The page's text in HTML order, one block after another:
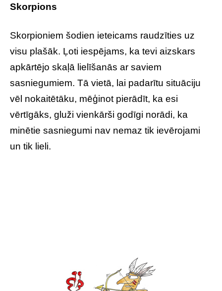
Skorpions
Skorpioniem šodien ieteicams raudzīties uz
visu plašāk. Ļoti iespējams, ka tevi aizskars
apkārtējo skaļā lielīšanās ar saviem
sasniegumiem. Tā vietā, lai padarītu situāciju
vēl nokaitētāku, mēģinot pierādīt, ka esi
vērtīgāks, gluži vienkārši godīgi norādi, ka
minētie sasniegumi nav nemaz tik ievērojami
un tik lieli.